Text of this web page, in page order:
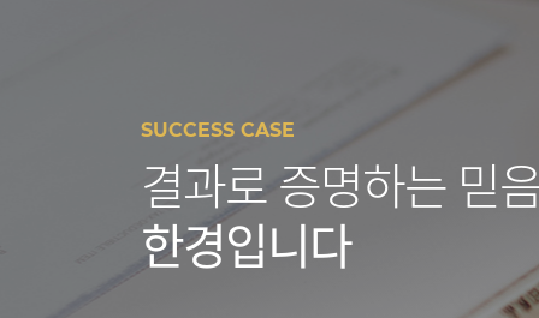
SUCCESS CASE
결과로 증명하는 믿
한경입니다